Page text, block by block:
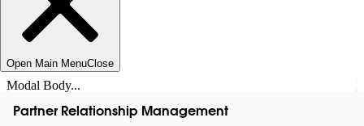
Open Main MenuClose
Modal Body...
Partner Relationship Management